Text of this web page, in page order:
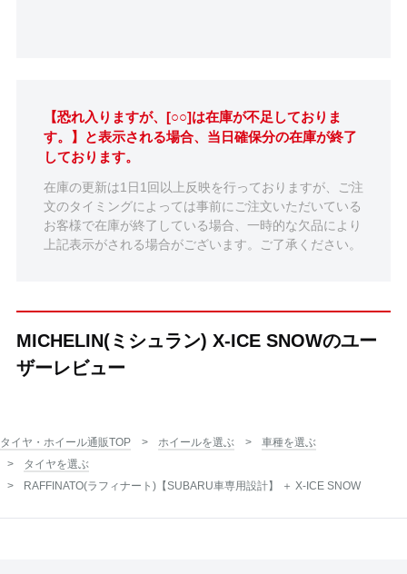
【恐れ入りますが、[○○]は在庫が不足しておりま
す。】と表示される場合、当日確保分の在庫が終了
しております。
在庫の更新は1日1回以上反映を行っておりますが、ご注
文のタイミングによっては事前にご注文いただいている
お客様で在庫が終了している場合、一時的な欠品により
上記表示がされる場合がございます。ご了承ください。
MICHELIN(ミシュラン) X-ICE SNOWのユー
ザーレビュー
タイヤ・ホイール通販TOP ホイールを選ぶ
車種を選ぶ
タイヤを選ぶ
RAFFINATO(ラフィナート)【SUBARU車専用設計】 ＋ X-ICE SNOW